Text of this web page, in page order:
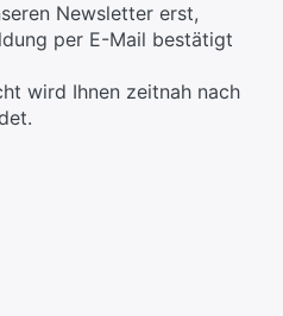
Newsletter erst,
per E-Mail bestätigt
wird Ihnen zeitnah nach